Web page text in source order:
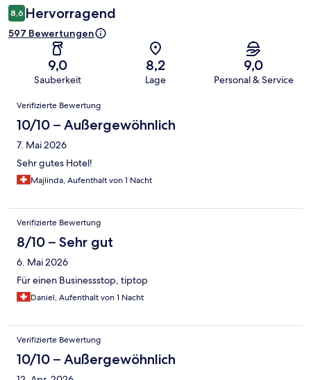
8,6 Hervorragend
597 Bewertungen
9,0
Sauberkeit
8,2
Lage
9,0
Personal & Service
Bewertungen
Verifizierte Bewertung
10/10 – Außergewöhnlich
7. Mai 2026
Sehr gutes Hotel!
Majlinda, Aufenthalt von 1 Nacht
Verifizierte Bewertung
8/10 – Sehr gut
6. Mai 2026
Für einen Businessstop, tiptop
Daniel, Aufenthalt von 1 Nacht
Verifizierte Bewertung
10/10 – Außergewöhnlich